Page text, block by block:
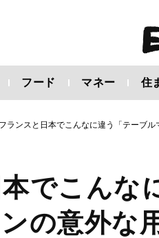
フード マネー 住
フランスと日本でこんなに違う「テーブ
でこんな
の意外な